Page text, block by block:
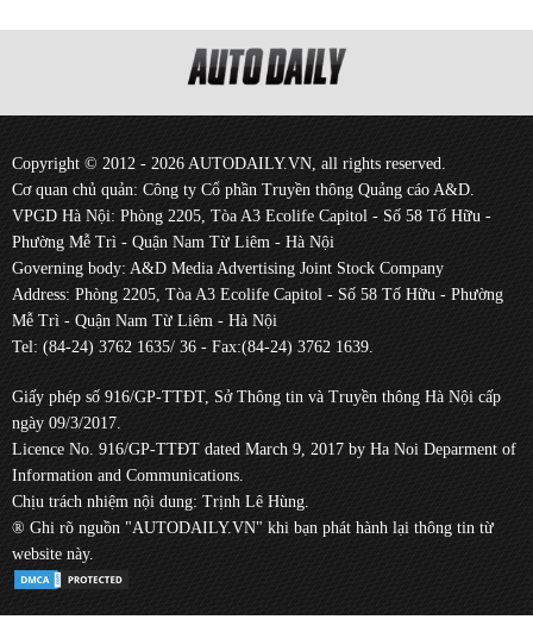
Copyright © 2012 - 2026 AUTODAILY.VN, all rights reserved.
Cơ quan chủ quản: Công ty Cổ phần Truyền thông Quảng cáo A&D.
VPGD Hà Nội: Phòng 2205, Tòa A3 Ecolife Capitol - Số 58 Tố Hữu -
Phường Mễ Trì - Quận Nam Từ Liêm - Hà Nội
Governing body: A&D Media Advertising Joint Stock Company
Address: Phòng 2205, Tòa A3 Ecolife Capitol - Số 58 Tố Hữu - Phường
Mễ Trì - Quận Nam Từ Liêm - Hà Nội
Tel: (84-24) 3762 1635/ 36 - Fax:(84-24) 3762 1639.
Giấy phép số 916/GP-TTĐT, Sở Thông tin và Truyền thông Hà Nội cấp
ngày 09/3/2017.
Licence No. 916/GP-TTĐT dated March 9, 2017 by Ha Noi Deparment of
Information and Communications.
Chịu trách nhiệm nội dung: Trịnh Lê Hùng.
® Ghi rõ nguồn "AUTODAILY.VN" khi bạn phát hành lại thông tin từ
website này.